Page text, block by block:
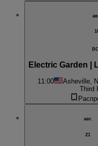
Electric Garden |
11:00 Asheville,
Third
авг.
21